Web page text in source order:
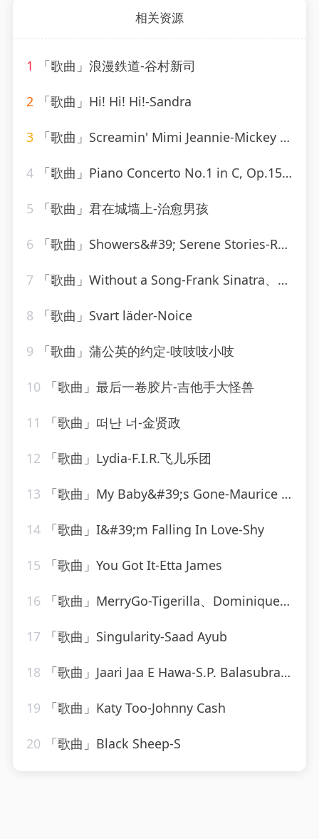
相关资源
1 「歌曲」浪漫鉄道-谷村新司
2 「歌曲」Hi! Hi! Hi!-Sandra
3 「歌曲」Screamin' Mimi Jeannie-Mickey Hawks
4 「歌曲」Piano Concerto No.1 in C, Op.15-Otto Klemperer(1)
5 「歌曲」君在城墙上-治愈男孩
6 「歌曲」Showers&#39; Serene Stories-Rainforest Ambience
7 「歌曲」Without a Song-Frank Sinatra、Tommy Dorsey Orchestra、Vincent Youmans
8 「歌曲」Svart läder-Noice
9 「歌曲」蒲公英的约定-吱吱吱小吱
10 「歌曲」最后一卷胶片-吉他手大怪兽
11 「歌曲」떠난 너-金贤政
12 「歌曲」Lydia-F.I.R.飞儿乐团
13 「歌曲」My Baby&#39;s Gone-Maurice Williams、the zodiacs
14 「歌曲」I&#39;m Falling In Love-Shy
15 「歌曲」You Got It-Etta James
16 「歌曲」MerryGo-Tigerilla、Dominique Young Unique
17 「歌曲」Singularity-Saad Ayub
18 「歌曲」Jaari Jaa E Hawa-S.P. Balasubramaniam、Sonu Nigam、Dominic
19 「歌曲」Katy Too-Johnny Cash
20 「歌曲」Black Sheep-S